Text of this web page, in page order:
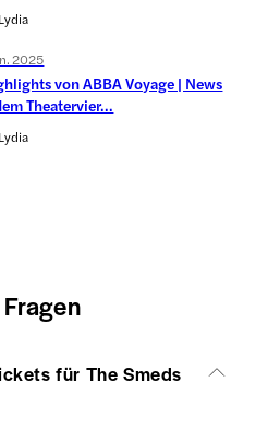
Lydia
2025
von ABBA Voyage | News
Theatervier...
Lydia
für The Smeds